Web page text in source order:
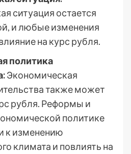
ситуация остается
и любые изменения
на курс рубля.
политика
Экономическая
также может
рубля. Реформы и
политике
к изменению
климата и повлиять на